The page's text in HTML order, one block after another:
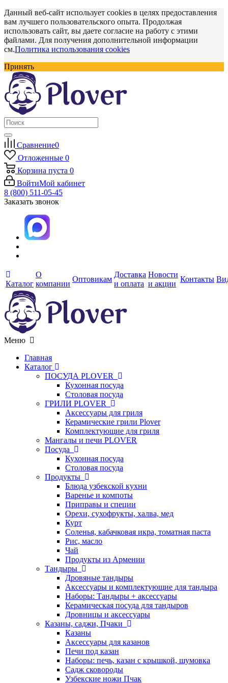
Данный веб-сайт использует cookies в целях предоставления
вам лучшего пользовательского опыта. Продолжая
использовать сайт, вы даете согласие на работу с этими
файлами. Для получения дополнительной информации
см.Политика использования cookies
Принять
Сравнение0
Отложенные 0
Корзина пуста 0
ВойтиМой кабинет
8 (800) 511-05-45
Заказать звонок
Каталог
О
компании
Оптовикам
Доставка
и оплата
Новости
и акции
Контакты
Меню
Главная
Каталог
ПОСУДА PLOVER
Кухонная посуда
Столовая посуда
ГРИЛИ PLOVER
Аксессуары для гриля
Керамические грили Plover
Комплектующие для гриля
Мангалы и печи PLOVER
Посуда
Кухонная посуда
Столовая посуда
Продукты
Блюда узбекской кухни
Варенье и компоты
Приправы и специи
Орехи, сухофрукты, халва, мед
Курт
Соленья, кабачковая икра, томатная паста
Рис, масло
Чай
Продукты из Армении
Тандыры
Дровяные тандыры
Аксессуары и комплектующие для тандыра
Наборы: Тандыры + аксессуары
Керамическая посуда для тандыров
Дровницы и аксессуары
Казаны, саджи, Пчаки
Казаны
Аксессуары для казанов
Печи под казан
Наборы: печь, казан с крышкой, шумовка
Садж сковороды
Узбекские ножи Пчак